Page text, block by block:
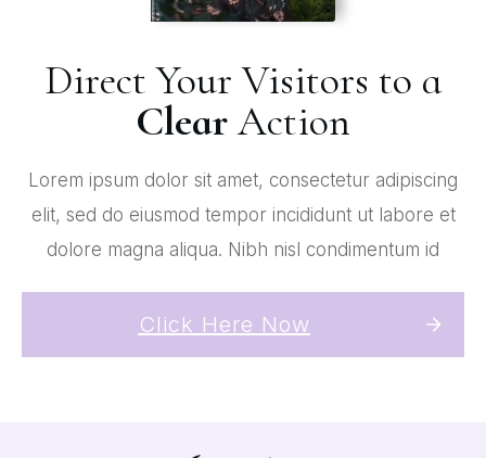
Direct Your Visitors to a
ClearAction
Lorem ipsum dolor sit amet, consectetur adipiscing
elit, sed do eiusmod tempor incididunt ut labore et
dolore magna aliqua. Nibh nisl condimentum id
Click Here Now